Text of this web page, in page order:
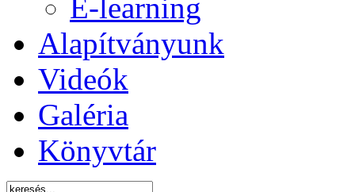
E-learning
Alapítványunk
Videók
Galéria
Könyvtár